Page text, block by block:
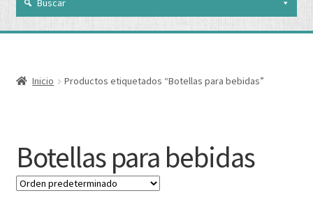
Buscar
Nuestra empresa
Más ideas
Técnicas del grabado
Inicio Productos etiquetados “Botellas para bebidas”
Botellas para bebidas